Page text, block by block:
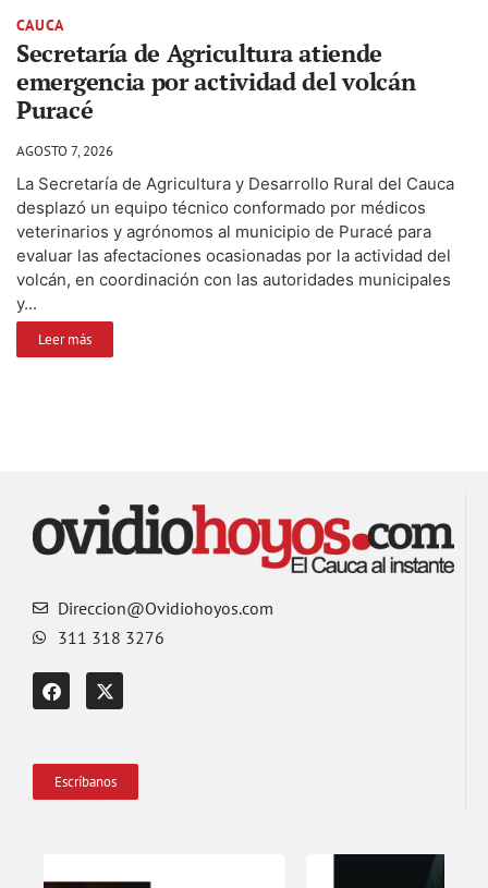
CAUCA
Secretaría de Agricultura atiende
emergencia por actividad del volcán
Puracé
AGOSTO 7, 2026
La Secretaría de Agricultura y Desarrollo Rural del Cauca
desplazó un equipo técnico conformado por médicos
veterinarios y agrónomos al municipio de Puracé para
evaluar las afectaciones ocasionadas por la actividad del
volcán, en coordinación con las autoridades municipales
y...
Leer más
Direccion@Ovidiohoyos.com
311 318 3276
Escríbanos